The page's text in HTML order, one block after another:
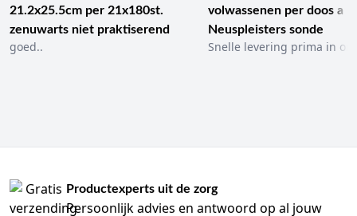
21.2x25.5cm per 21x180st.
zenuwarts niet praktiserend
goed..
volwassenen per doos a
Neuspleisters sonde
Snelle levering prima in
Productexperts uit de zorg
Persoonlijk advies en antwoord op al jouw